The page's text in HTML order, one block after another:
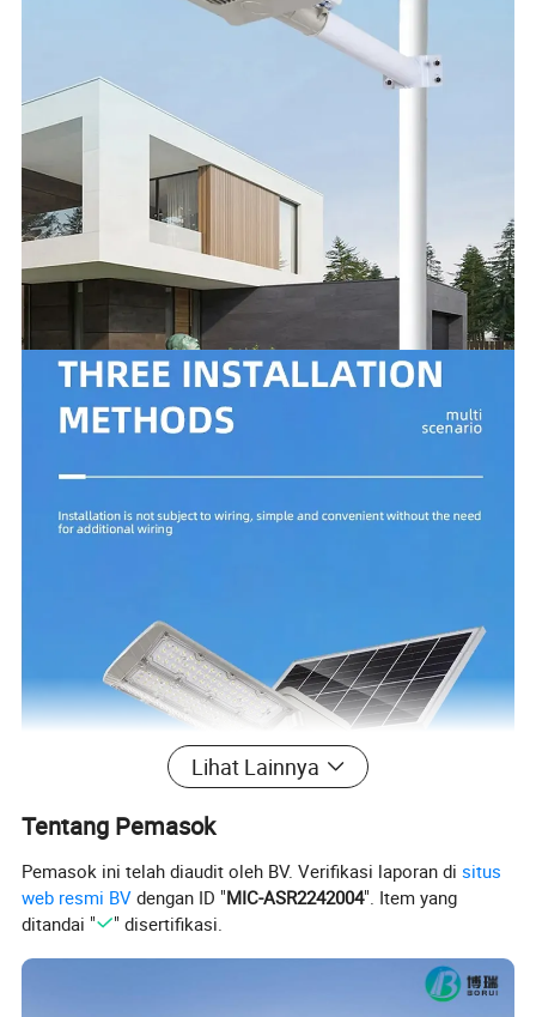
Lihat Lainnya
Tentang Pemasok
Pemasok ini telah diaudit oleh BV. Verifikasi laporan disitus
web resmi BV dengan ID "MIC-ASR2242004". Item yang
ditandai "
" disertifikasi.